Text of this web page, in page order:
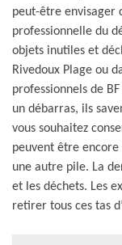
peut-être envisager
professionnelle du
objets inutiles et
Rivedoux Plage ou
professionnels de
un débarras, ils
vous souhaitez
peuvent être encore
une autre pile. La
et les déchets. Les
retirer tous ces tas